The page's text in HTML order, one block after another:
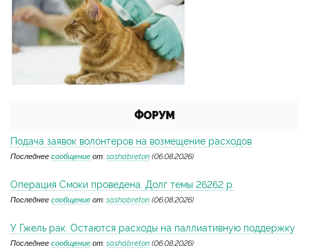
ФОРУМ
Подача заявок волонтеров на возмещение расходов
Последнее сообщение от: sashabreton (06.08.2026)
Операция Смоки проведена. Долг темы 26262 р.
Последнее сообщение от: sashabreton (06.08.2026)
У Гжель рак. Остаются расходы на паллиативную поддержку
Последнее сообщение от: sashabreton (06.08.2026)